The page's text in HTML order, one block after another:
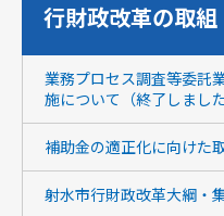
行財政改革の取組
業務プロセス調査等委
施について（終了しました
補助金の適正化に向けた
射水市行財政改革大綱・